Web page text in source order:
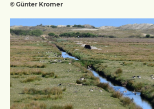
© Günter Kromer